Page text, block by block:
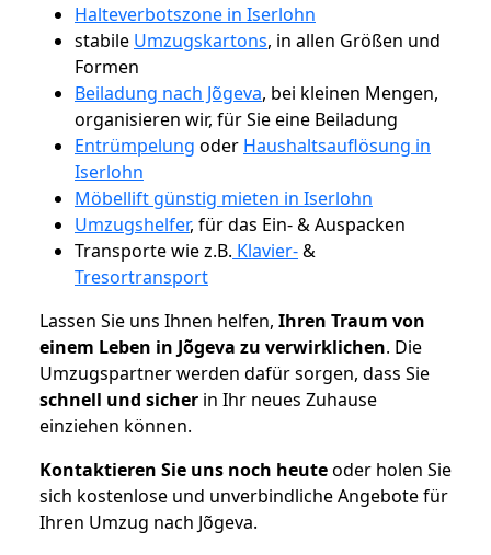
Halteverbotszone in Iserlohn
stabile Umzugskartons, in allen Größen und
Formen
Beiladung nach Jõgeva, bei kleinen Mengen,
organisieren wir, für Sie eine Beiladung
Entrümpelung oder Haushaltsauflösung in
Iserlohn
Möbellift günstig mieten in Iserlohn
Umzugshelfer, für das Ein- & Auspacken
Transporte wie z.B. Klavier-&
Tresortransport
Lassen Sie uns Ihnen helfen, Ihren Traum von
einem Leben in Jõgeva zu verwirklichen. Die
Umzugspartner werden dafür sorgen, dass Sie
schnell und sicher in Ihr neues Zuhause
einziehen können.
Kontaktieren Sie uns noch heuteoder holen Sie
sich kostenlose und unverbindliche Angebote für
Ihren Umzug nach Jõgeva.